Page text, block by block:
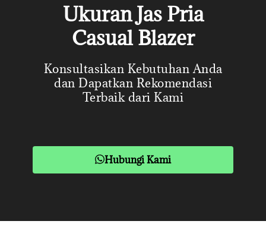
Ukuran Jas Pria
Casual Blazer
Konsultasikan Kebutuhan Anda
dan Dapatkan Rekomendasi
Terbaik dari Kami
Hubungi Kami